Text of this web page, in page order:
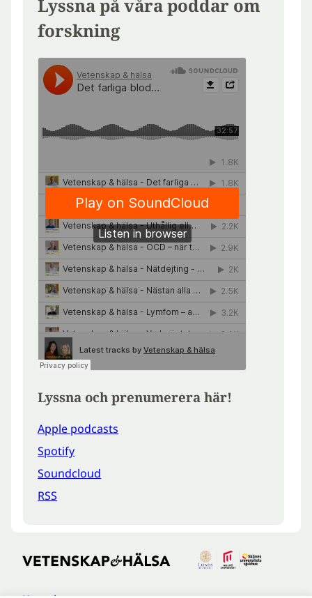
Lyssna på våra poddar om
forskning
Lyssna och prenumerera här!
Apple podcasts
Spotify
Soundcloud
RSS